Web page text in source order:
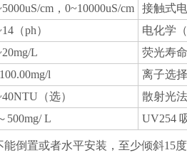
cm，0~10000uS/cm 接触式
（ph） 电化学
L 荧光寿
l 离子选
（选） 散射光法
500mg/ L UV254
倒置或者水平安装，至少倾斜15